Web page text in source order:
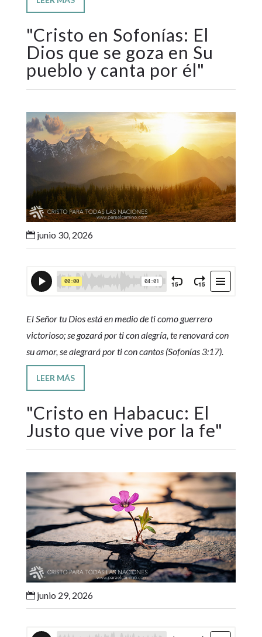
"Cristo en Sofonías: El
Dios que se goza en Su
pueblo y canta por él"
junio 30, 2026
El Señor tu Dios está en medio de ti como guerrero
victorioso; se gozará por ti con alegría, te renovará con
su amor, se alegrará por ti con cantos (Sofonías 3:17).
LEER MÁS
"Cristo en Habacuc: El
Justo que vive por la fe"
junio 29, 2026